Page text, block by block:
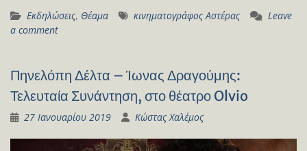
Εκδηλώσεις, Θέαμα κινηματογράφος Αστέρας
Leave
a comment
Πηνελόπη Δέλτα – Ίωνας Δραγούμης:
Τελευταία Συνάντηση, στο θέατρο Olvio
27 Ιανουαρίου 2019 Κώστας Χαλέμος